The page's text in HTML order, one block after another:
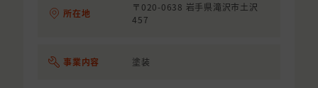
所在地
〒020-0638 岩手県滝沢市土沢
457
事業内容 塗装